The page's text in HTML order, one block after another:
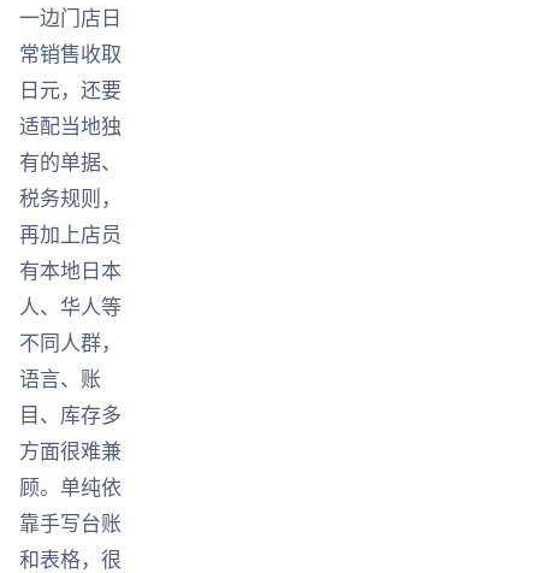
一边门店日
常销售收取
日元，还要
适配当地独
有的单据、
税务规则，
再加上店员
有本地日本
人、华人等
不同人群，
语言、账
目、库存多
方面很难兼
顾。单纯依
靠手写台账
和表格，很